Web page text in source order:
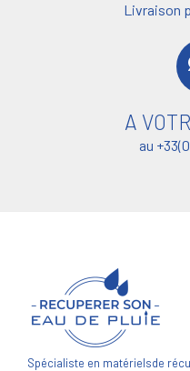
Livraison
A
au
Spécialiste en matérielsde